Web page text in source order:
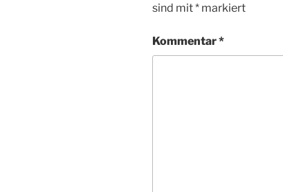
sind mit* markiert
Kommentar*